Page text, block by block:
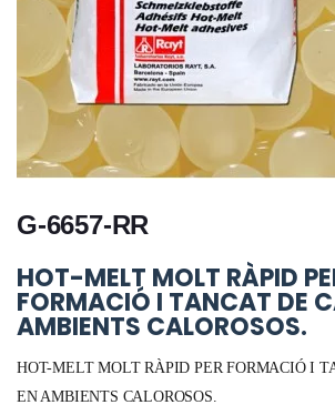
G-6657-RR
HOT-MELT MOLT RÀPID
FORMACIÓ I TANCAT DE
AMBIENTS CALOROSOS.
HOT-MELT MOLT RÀPID PER FORMACIÓ I
EN AMBIENTS CALOROSOS.